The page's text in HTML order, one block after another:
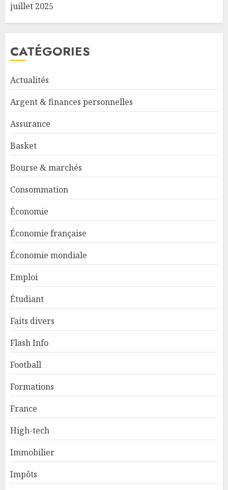
juillet 2025
CATÉGORIES
Actualités
Argent & finances personnelles
Assurance
Basket
Bourse & marchés
Consommation
Économie
Économie française
Économie mondiale
Emploi
Étudiant
Faits divers
Flash Info
Football
Formations
France
High-tech
Immobilier
Impôts